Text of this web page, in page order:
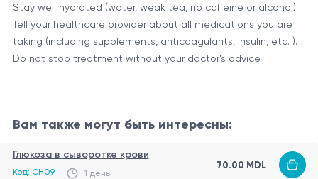
Stay well hydrated (water, weak tea, no caffeine or alcohol).
Tell your healthcare provider about all medications you are
taking (including supplements, anticoagulants, insulin, etc. ).
Do not stop treatment without your doctor's advice.
Вам также могут быть интересны:
Глюкоза в сыворотке крови
Код: CH09 1 день
70.00 MDL